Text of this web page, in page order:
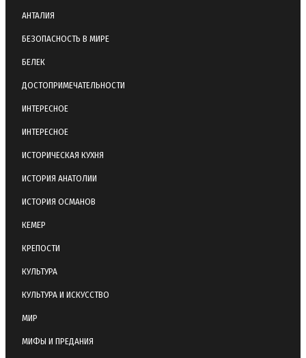
АНТАЛИЯ
БЕЗОПАСНОСТЬ В МИРЕ
БЕЛЕК
ДОСТОПРИМЕЧАТЕЛЬНОСТИ
ИНТЕРЕСНОЕ
ИНТЕРЕСНОЕ
ИСТОРИЧЕСКАЯ КУХНЯ
ИСТОРИЯ АНАТОЛИИ
ИСТОРИЯ ОСМАНОВ
КЕМЕР
КРЕПОСТИ
КУЛЬТУРА
КУЛЬТУРА И ИСКУССТВО
МИР
МИФЫ И ПРЕДАНИЯ